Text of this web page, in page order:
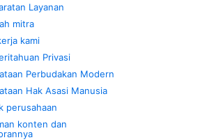
Layanan
mitra
kami
Privasi
Perbudakan Modern
Hak Asasi Manusia
perusahaan
konten dan